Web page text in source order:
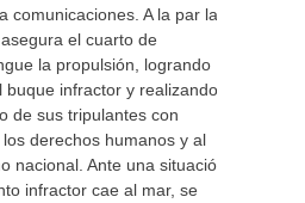
comunicaciones. A la par la
el cuarto de
la propulsión, logrando
buque infractor y realizando
de sus tripulantes con
derechos humanos y al
nacional. Ante una situación
infractor cae al mar, se